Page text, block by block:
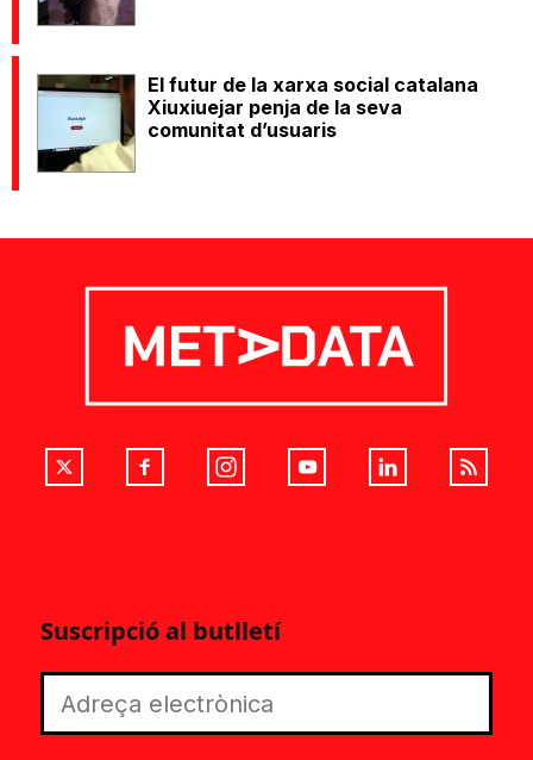
El futur de la xarxa social catalana
Xiuxiuejar penja de la seva
comunitat d’usuaris
Suscripció al butlletí